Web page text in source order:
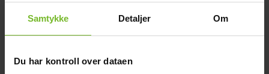
Samtykke Detaljer Om
Du har kontroll over dataen
Teknisk data
Höjd (cm):51,4
Vikt (kg):12
Antal laddutgångar:3